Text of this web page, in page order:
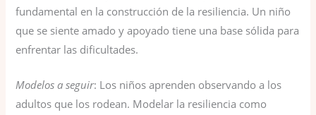
fundamental en la construcción de la resiliencia. Un niño
que se siente amado y apoyado tiene una base sólida para
enfrentar las dificultades.
Modelos a seguir: Los niños aprenden observando a los
adultos que los rodean. Modelar la resiliencia como